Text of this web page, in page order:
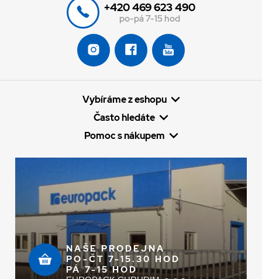
+420 469 623 490
po-pá 7-15 hod
Vybíráme z eshopu
Často hledáte
Pomoc s nákupem
NAŠE PRODEJNA
PO-ČT 7-15.30 HOD
PÁ 7-15 HOD